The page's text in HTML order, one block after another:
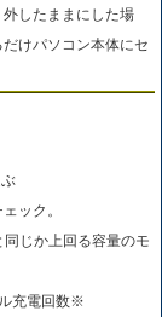
したままにした場
けパソコン本体にセ
ック。
じか上回る容量のモ
充電回数※